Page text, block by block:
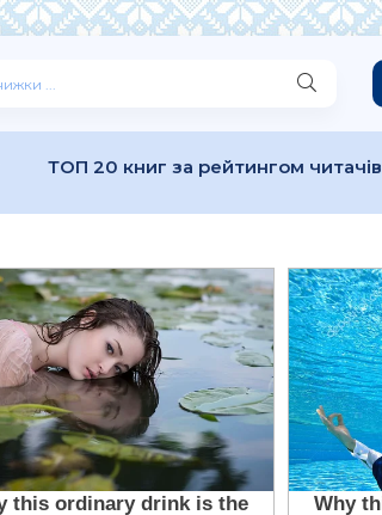
ТОП 20 книг за рейтингом читачів